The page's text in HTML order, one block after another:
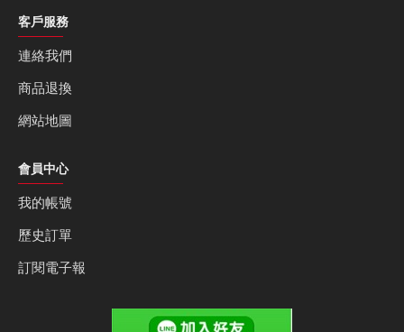
客戶服務
連絡我們
商品退換
網站地圖
會員中心
我的帳號
歷史訂單
訂閱電子報